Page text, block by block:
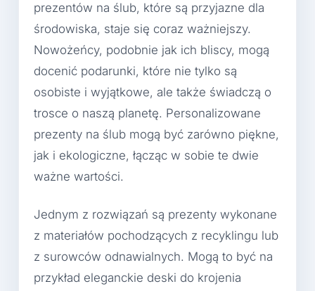
prezentów na ślub, które są przyjazne dla
środowiska, staje się coraz ważniejszy.
Nowożeńcy, podobnie jak ich bliscy, mogą
docenić podarunki, które nie tylko są
osobiste i wyjątkowe, ale także świadczą o
trosce o naszą planetę. Personalizowane
prezenty na ślub mogą być zarówno piękne,
jak i ekologiczne, łącząc w sobie te dwie
ważne wartości.
Jednym z rozwiązań są prezenty wykonane
z materiałów pochodzących z recyklingu lub
z surowców odnawialnych. Mogą to być na
przykład eleganckie deski do krojenia